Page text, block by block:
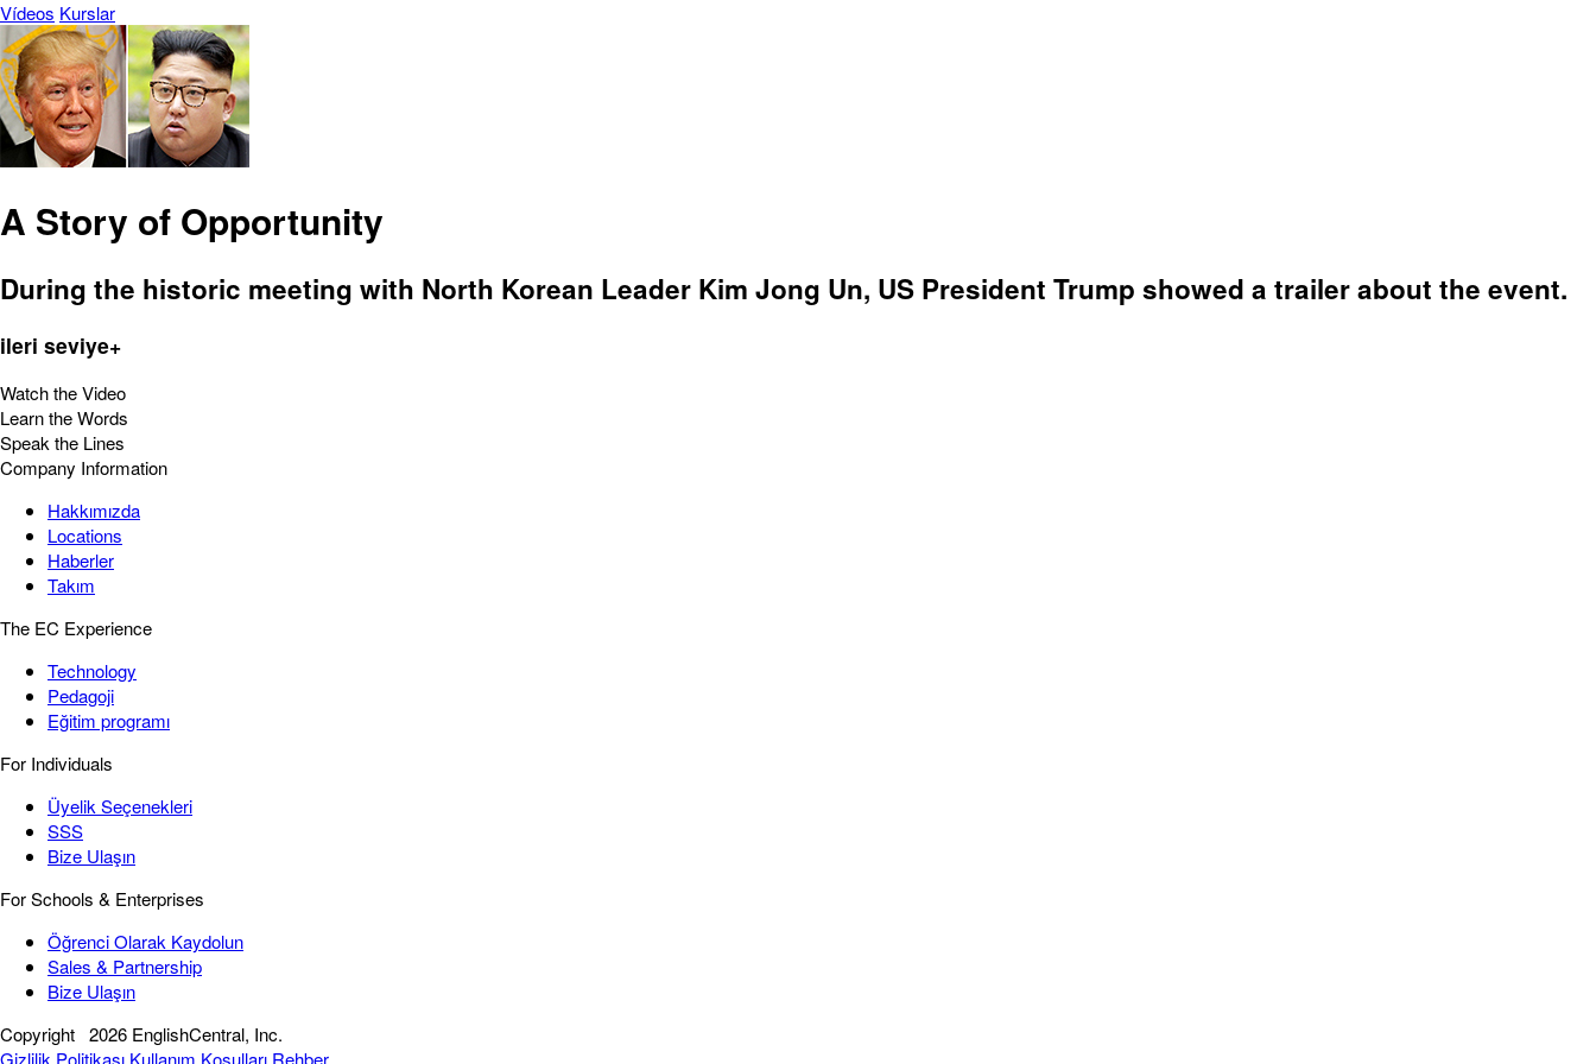
Vídeos Kurslar
A Story of Opportunity
During the historic meeting with North Korean Leader Kim Jong Un, US President Trump showed a trailer about the event.
ileri seviye+
Watch the Video
Learn the Words
Speak the Lines
Company Information
Hakkımızda
Locations
Haberler
Takım
The EC Experience
Technology
Pedagoji
Eğitim programı
For Individuals
Üyelik Seçenekleri
SSS
Bize Ulaşın
For Schools & Enterprises
Öğrenci Olarak Kaydolun
Sales & Partnership
Bize Ulaşın
Copyright 2026 EnglishCentral, Inc.